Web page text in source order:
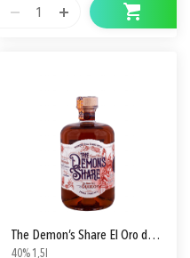
1
The Demon’s Share El Oro del Diablo Magnum
40% 1,5l